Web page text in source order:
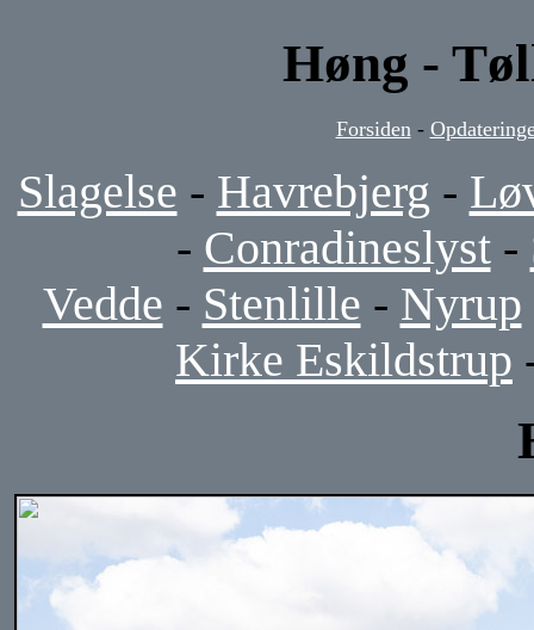
Høng -
Forsiden -
Slagelse - Havrebjerg -
- Conradineslyst-
Vedde - Stenlille - Nyrup
Kirke Eskildstrup